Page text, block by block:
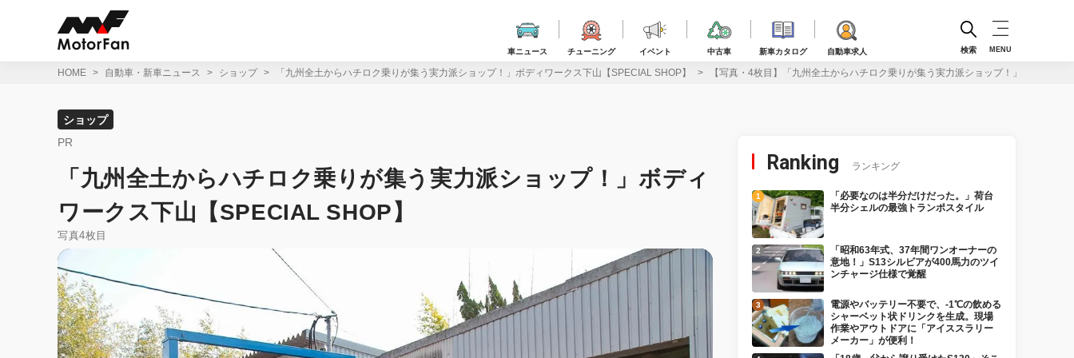
車ニュース チューニング イベント 中古車 新車カタログ 自動車求人 検索 MENU
HOME 自動車・新車ニュース ショップ 「九州全土からハチロク乗りが集う実力派ショップ！」ボディワークス下山【SPECIAL SHOP】 【写真・4枚目】「九州全土からハチロク乗りが集う実力派ショップ！」ボディワ
ショップ
PR
「九州全土からハチロク乗りが集う実力派ショップ！」ボディ
ワークス下山【SPECIAL SHOP】
写真4枚目
Ranking ランキング
「必要なのは半分だけだった。」荷台
半分シェルの最強トランポスタイル
「昭和63年式、37年間ワンオーナーの
意地！」S13シルビアが400馬力のツイ
ンチャージ仕様で覚醒
電源やバッテリー不要で、-1℃の飲める
シャーベット状ドリンクを生成。現場
作業やアウトドアに「アイススラリー
メーカー」が便利！